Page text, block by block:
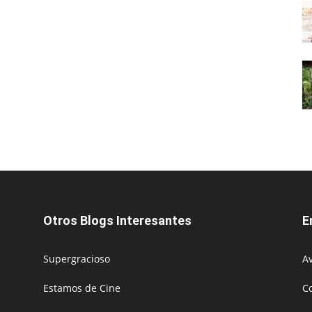
Otros Blogs Interesantes
Supergracioso
Estamos de Cine